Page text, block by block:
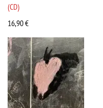
(CD)
16,90€